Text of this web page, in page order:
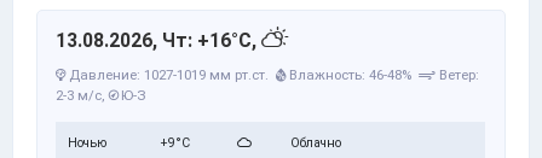
13.08.2026, Чт: +16°C,
Давление: 1027-1019 мм рт.ст. Влажность: 46-48%
Ветер:
2-3 м/с, Ю-З
Ночью +9°C Облачно